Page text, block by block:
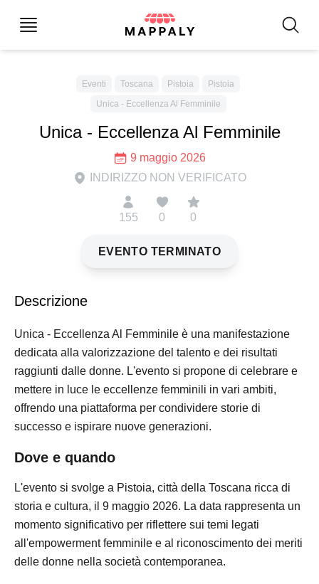
Eventi Toscana Pistoia
Pistoia
Unica - Eccellenza Al Femminile
Unica - Eccellenza Al Femminile
9 maggio 2026
INDIRIZZO NON VERIFICATO
155 0 0
EVENTO TERMINATO
Descrizione
Unica - Eccellenza Al Femminile è una manifestazione
dedicata alla valorizzazione del talento e dei risultati
raggiunti dalle donne. L'evento si propone di celebrare e
mettere in luce le eccellenze femminili in vari ambiti,
offrendo una piattaforma per condividere storie di
successo e ispirare nuove generazioni.
Dove e quando
L'evento si svolge a Pistoia, città della Toscana ricca di
storia e cultura, il 9 maggio 2026. La data rappresenta un
momento significativo per riflettere sui temi legati
all'empowerment femminile e al riconoscimento dei meriti
delle donne nella società contemporanea.